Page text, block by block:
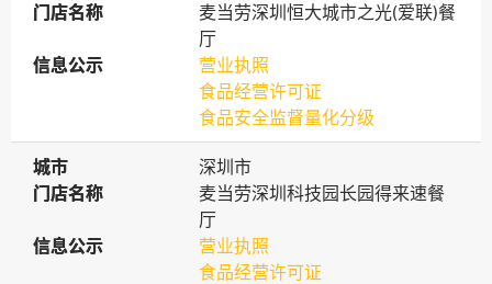
门店名称
门店名称
麦当劳深圳恒大城市之光(爱联)餐
厅
信息公示
信息公示
营业执照
食品经营许可证
食品安全监督量化分级
城市
城市
深圳市
门店名称
门店名称
麦当劳深圳科技园长园得来速餐
厅
信息公示
信息公示
营业执照
食品经营许可证